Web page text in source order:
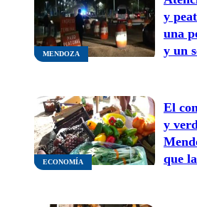
MENDOZA
y
una
y un
en la
ECONOMÍA
El
y
que